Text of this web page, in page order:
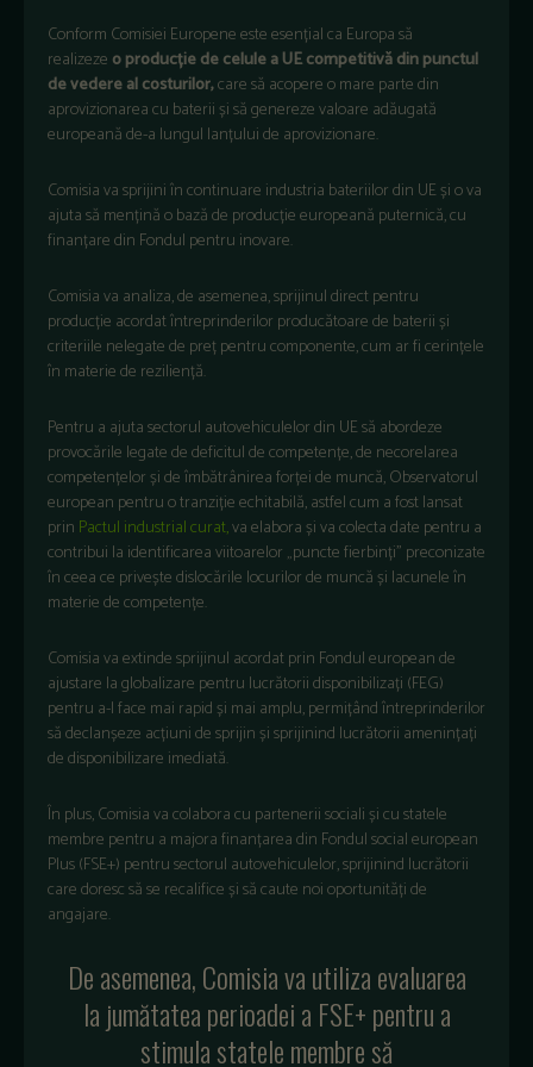
Conform Comisiei Europene este esențial ca Europa să
realizeze o producție de celule a UE competitivă din punctul
de vedere al costurilor,care să acopere o mare parte din
aprovizionarea cu baterii și să genereze valoare adăugată
europeană de-a lungul lanțului de aprovizionare.
Comisia va sprijini în continuare industria bateriilor din UE și o va
ajuta să mențină o bază de producție europeană puternică, cu
finanțare din Fondul pentru inovare.
Comisia va analiza, de asemenea, sprijinul direct pentru
producție acordat întreprinderilor producătoare de baterii și
criteriile nelegate de preț pentru componente, cum ar fi cerințele
în materie de reziliență.
Pentru a ajuta sectorul autovehiculelor din UE să abordeze
provocările legate de deficitul de competențe, de necorelarea
competențelor și de îmbătrânirea forței de muncă, Observatorul
european pentru o tranziție echitabilă, astfel cum a fost lansat
prin Pactul industrial curat,va elabora și va colecta date pentru a
contribui la identificarea viitoarelor „puncte fierbinți” preconizate
în ceea ce privește dislocările locurilor de muncă și lacunele în
materie de competențe.
Comisia va extinde sprijinul acordat prin Fondul european de
ajustare la globalizare pentru lucrătorii disponibilizați (FEG)
pentru a-l face mai rapid și mai amplu, permițând întreprinderilor
să declanșeze acțiuni de sprijin și sprijinind lucrătorii amenințați
de disponibilizare imediată.
În plus, Comisia va colabora cu partenerii sociali și cu statele
membre pentru a majora finanțarea din Fondul social european
Plus (FSE+) pentru sectorul autovehiculelor, sprijinind lucrătorii
care doresc să se recalifice și să caute noi oportunități de
angajare.
De asemenea, Comisia va utiliza evaluarea
la jumătatea perioadei a FSE+ pentru a
stimula statele membre să